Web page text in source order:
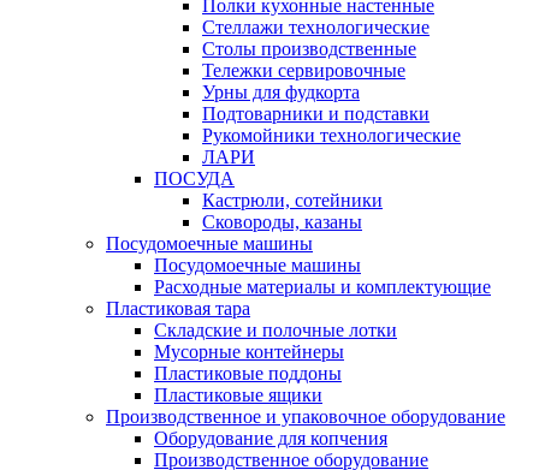
Полки кухонные настенные
Стеллажи технологические
Столы производственные
Тележки сервировочные
Урны для фудкорта
Подтоварники и подставки
Рукомойники технологические
ЛАРИ
ПОСУДА
Кастрюли, сотейники
Сковороды, казаны
Посудомоечные машины
Посудомоечные машины
Расходные материалы и комплектующие
Пластиковая тара
Складские и полочные лотки
Мусорные контейнеры
Пластиковые поддоны
Пластиковые ящики
Производственное и упаковочное оборудование
Оборудование для копчения
Производственное оборудование